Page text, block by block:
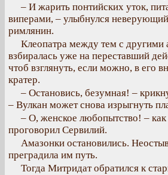
– И жарить понтийских уток,
виперами, – улыбнулся
римлянин.
Клеопатра между тем с другими
взбиралась уже на переставший
чтоб взглянуть, если можно, в его
кратер.
– Остановись, безумная! –
– Вулкан может снова изрыгнуть
– О, женское любопытство! –
проговорил Сервилий.
Амазонки остановились.
преградила им путь.
Тогда Митридат обратился к